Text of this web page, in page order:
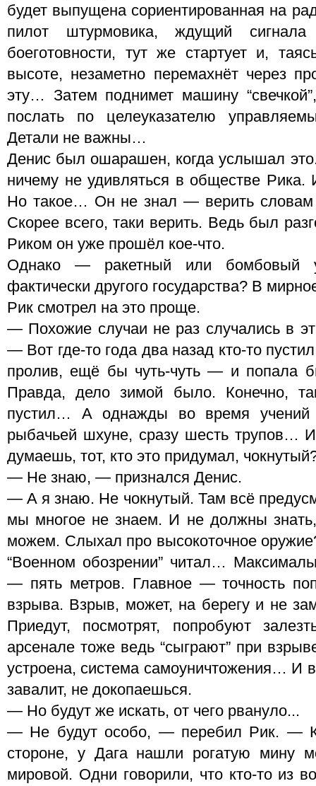
будет выпущена сориентированная на
пилот штурмовика, ждущий
боеготовности, тут же стартует и,
высоте, незаметно перемахнёт через
эту… Затем поднимет машину
послать по целеуказателю
Детали не важны…
Денис был ошарашен, когда услышал
ничему не удивляться в обществе Рика.
Но такое… Он не знал — верить словам
Скорее всего, таки верить. Ведь был
Риком он уже прошёл кое-что.
Однако — ракетный или бомбовый
фактически другого государства? В
Рик смотрел на это проще.
— Похожие случаи не раз случались в
— Вот где-то года два назад кто-то
пролив, ещё бы чуть-чуть — и попала
Правда, дело зимой было. Конечно,
пустил… А однажды во время учений
рыбачьей шхуне, сразу шесть трупов…
думаешь, тот, кто это придумал,
— Не знаю, — признался Денис.
— А я знаю. Не чокнутый. Там всё
мы многое не знаем. И не должны
можем. Слыхал про высокоточное
“Военном обозрении” читал…
— пять метров. Главное — точность
взрыва. Взрыв, может, на берегу и не
Приедут, посмотрят, попробуют
арсенале тоже ведь “сыграют” при
устроена, система самоуничтожения… И
завалит, не докопаешься.
— Но будут же искать, от чего рвануло...
— Не будут особо, — перебил Рик. —
стороне, у Дага нашли рогатую мину
мировой. Одни говорили, что кто-то из